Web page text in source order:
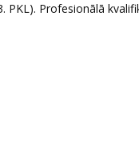
Profesionālā